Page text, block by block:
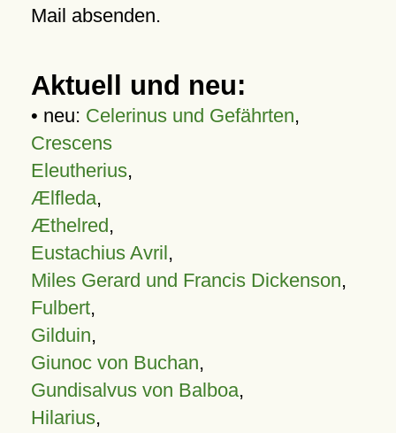
Mail absenden.
Aktuell und neu:
• neu: Celerinus und Gefährten,
Crescens
Eleutherius,
Ælfleda,
Æthelred,
Eustachius Avril,
Miles Gerard und Francis Dickenson,
Fulbert,
Gilduin,
Giunoc von Buchan,
Gundisalvus von Balboa,
Hilarius,